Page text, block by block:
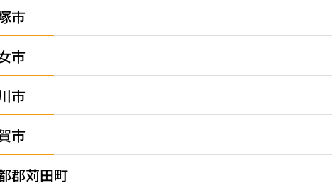
市
市
市
市
郡苅田町